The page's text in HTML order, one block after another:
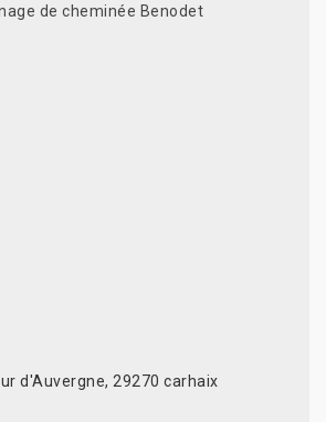
de cheminée Benodet
d'Auvergne, 29270 carhaix